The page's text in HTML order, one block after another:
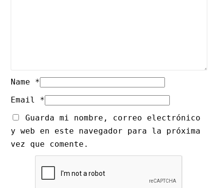
Name *
Email *
Guarda mi nombre, correo electrónico
y web en este navegador para la próxima
vez que comente.